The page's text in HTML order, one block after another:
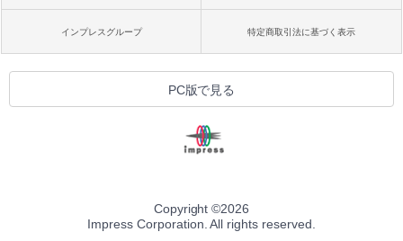
インプレスグループ 特定商取引法に基づく表示
PC版で見る
Copyright ©2026
Impress Corporation. All rights reserved.